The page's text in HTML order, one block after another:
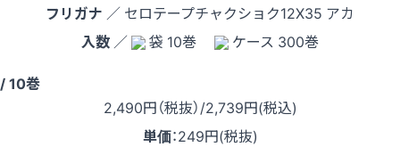
フリガナ ／ セロテープチャクショク12X35 アカ
入数 ／ 袋 10巻
ケース 300巻
10巻
2,490円（税抜）/2,739円(税込)
単価：249円(税抜)